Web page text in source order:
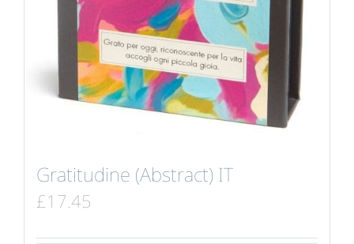
Gratitudine (Abstract) IT
£17.45